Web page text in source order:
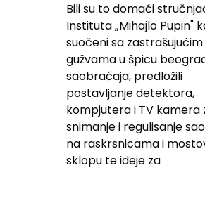
Bili su to domaći
Instituta „Mihajlo Pupin"
suočeni sa zastrašujućim
gužvama u špicu
saobraćaja, predložili
postavljanje detektora,
kompjutera i TV kamera
snimanje i regulisanje
na raskrsnicama i
sklopu te ideje za